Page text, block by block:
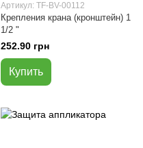
Артикул: TF-BV-00112
Крепления крана (кронштейн) 1
1/2 "
252.90 грн
Купить